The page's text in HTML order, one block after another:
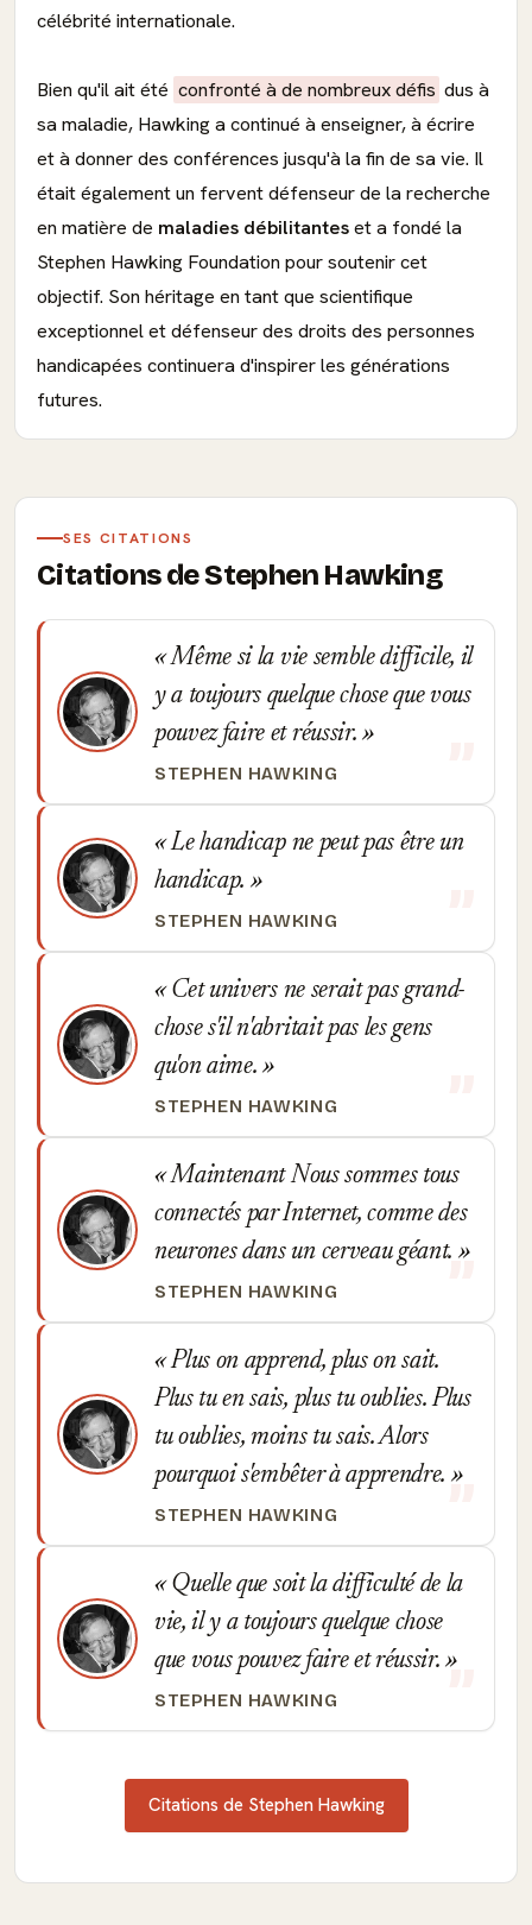
célébrité internationale.
Bien qu'il ait été confronté à de nombreux défis dus à
sa maladie, Hawking a continué à enseigner, à écrire
et à donner des conférences jusqu'à la fin de sa vie. Il
était également un fervent défenseur de la recherche
en matière de maladies débilitanteset a fondé la
Stephen Hawking Foundation pour soutenir cet
objectif. Son héritage en tant que scientifique
exceptionnel et défenseur des droits des personnes
handicapées continuera d'inspirer les générations
futures.
SES CITATIONS
Citations de Stephen Hawking
Même si la vie semble difficile, il
y a toujours quelque chose que vous
pouvez faire et réussir.
STEPHEN HAWKING
Le handicap ne peut pas être un
handicap.
STEPHEN HAWKING
Cet univers ne serait pas grand-
chose s'il n'abritait pas les gens
qu'on aime.
STEPHEN HAWKING
Maintenant Nous sommes tous
connectés par Internet, comme des
neurones dans un cerveau géant.
STEPHEN HAWKING
Plus on apprend, plus on sait.
Plus tu en sais, plus tu oublies. Plus
tu oublies, moins tu sais. Alors
pourquoi s'embêter à apprendre.
STEPHEN HAWKING
Quelle que soit la difficulté de la
vie, il y a toujours quelque chose
que vous pouvez faire et réussir.
STEPHEN HAWKING
Citations de Stephen Hawking